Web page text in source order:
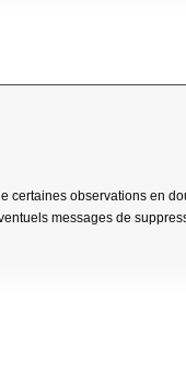
certaines observations en
messages de